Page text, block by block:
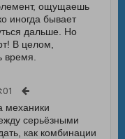
ощущаешь
иногда бывает
дальше. Но
В целом,
время.
механики
серьёзными
как комбинации